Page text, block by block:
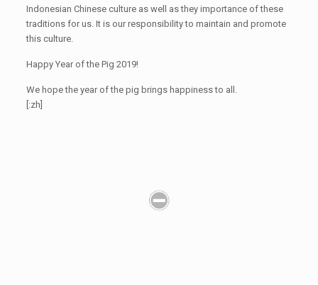
Indonesian Chinese culture as well as they importance of these
traditions for us. It is our responsibility to maintain and promote
this culture.
Happy Year of the Pig 2019!
We hope the year of the pig brings happiness to all.
[:zh]